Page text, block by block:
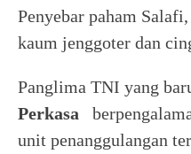
Penyebar paham
kaum jenggoter dan
Panglima TNI yang
Perkasa
unit penanggulangan